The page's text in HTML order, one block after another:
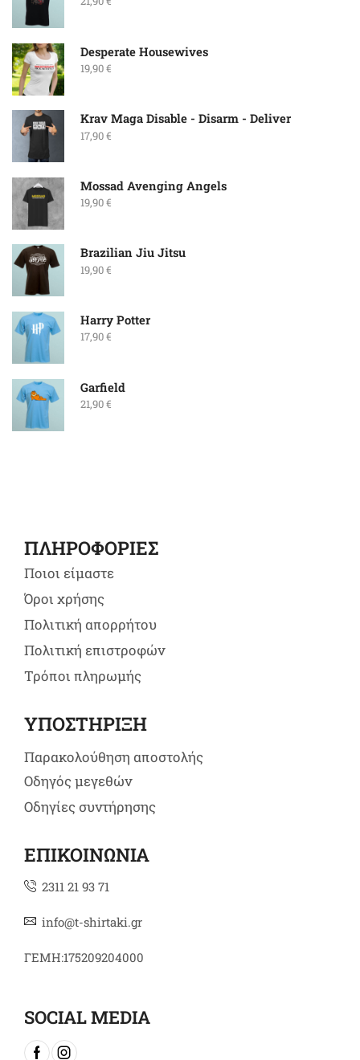
Desperate Housewives
19,90€
Krav Maga Disable - Disarm - Deliver
17,90€
Mossad Avenging Angels
19,90€
Brazilian Jiu Jitsu
19,90€
Harry Potter
17,90€
Garfield
21,90€
ΠΛΗΡΟΦΟΡΙΕΣ
Ποιοι είμαστε
Όροι χρήσης
Πολιτική απορρήτου
Πολιτική επιστροφών
Τρόποι πληρωμής
ΥΠΟΣΤΗΡΙΞΗ
Παρακολούθηση αποστολής
Οδηγός μεγεθών
Οδηγίες συντήρησης
ΕΠΙΚΟΙΝΩΝΙΑ
2311 21 93 71
info@t-shirtaki.gr
ΓΕΜΗ:175209204000
SOCIAL MEDIA